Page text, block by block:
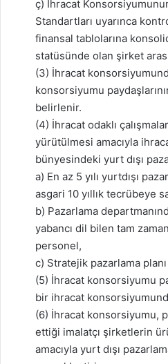
ç) İhracat
Standartları uyarınca
finansal tablolarına
statüsünde olan şirket
(3) İhracat
konsorsiyumu
belirlenir.
(4) İhracat odaklı
yürütülmesi amacıyla
bünyesindeki yurt dışı
a) En az 5 yılı yurtdışı
asgari 10 yıllık tecrübeye
b) Pazarlama
yabancı dil bilen tam
personel,
c) Stratejik pazarlama
(5) İhracat konsorsiyumu
bir ihracat
(6) İhracat konsorsiyumu,
ettiği imalatçı şirketlerin
amacıyla yurt dışı